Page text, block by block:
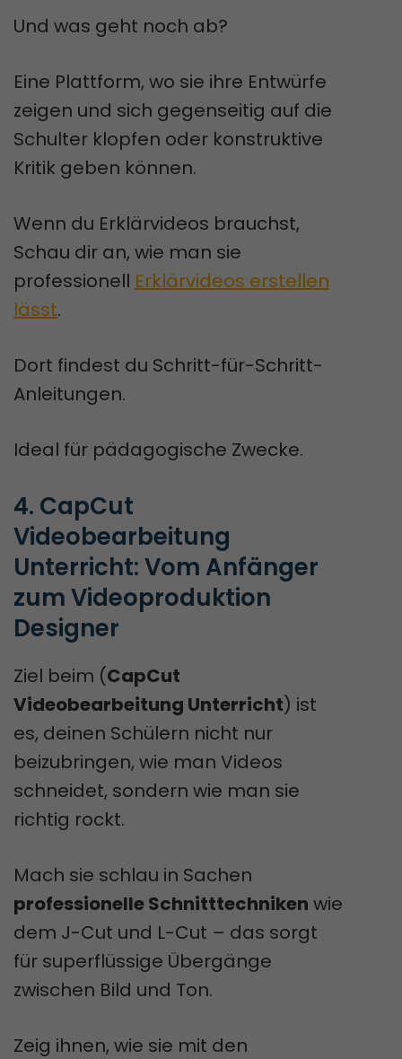
Und was geht noch ab?
Eine Plattform, wo sie ihre Entwürfe
zeigen und sich gegenseitig auf die
Schulter klopfen oder konstruktive
Kritik geben können.
Wenn du Erklärvideos brauchst,
Schau dir an, wie man sie
professionell Erklärvideos erstellen
lässt.
Dort findest du Schritt-für-Schritt-
Anleitungen.
Ideal für pädagogische Zwecke.
4. CapCut
Videobearbeitung
Unterricht: Vom Anfänger
zum Videoproduktion
Designer
Ziel beim (CapCut
Videobearbeitung Unterricht) ist
es, deinen Schülern nicht nur
beizubringen, wie man Videos
schneidet, sondern wie man sie
richtig rockt.
Mach sie schlau in Sachen
professionelle Schnitttechniken wie
dem J-Cut und L-Cut – das sorgt
für superflüssige Übergänge
zwischen Bild und Ton.
Zeig ihnen, wie sie mit den